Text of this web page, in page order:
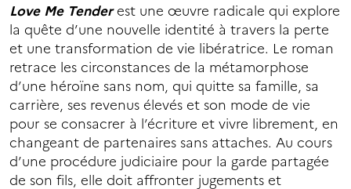
Love Me Tenderest une œuvre radicale qui explore
la quête d’une nouvelle identité à travers la perte
et une transformation de vie libératrice. Le roman
retrace les circonstances de la métamorphose
d’une héroïne sans nom, qui quitte sa famille, sa
carrière, ses revenus élevés et son mode de vie
pour se consacrer à l’écriture et vivre librement, en
changeant de partenaires sans attaches. Au cours
d’une procédure judiciaire pour la garde partagée
de son fils, elle doit affronter jugements et